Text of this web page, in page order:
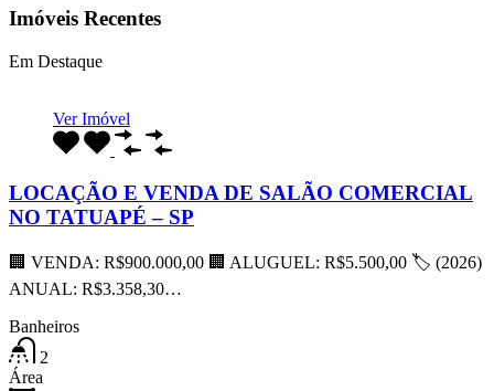
Imóveis Recentes
Em Destaque
Ver Imóvel
LOCAÇÃO E VENDA DE SALÃO COMERCIAL
NO TATUAPÉ – SP
🏢 VENDA: R$900.000,00 🏢 ALUGUEL: R$5.500,00 🏷 (2026)
ANUAL: R$3.358,30…
Banheiros
2
Área